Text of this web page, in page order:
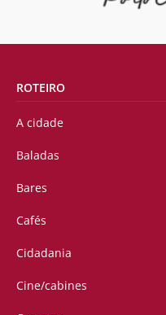
ROTEIRO
A cidade
Baladas
Bares
Cafés
Cidadania
Cine/cabines